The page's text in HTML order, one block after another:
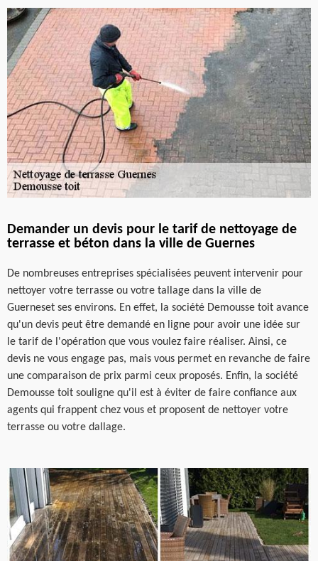
Demander un devis pour le tarif de nettoyage de
terrasse et béton dans la ville de Guernes
De nombreuses entreprises spécialisées peuvent intervenir pour
nettoyer votre terrasse ou votre tallage dans la ville de
Guerneset ses environs. En effet, la société Demousse toit avance
qu'un devis peut être demandé en ligne pour avoir une idée sur
le tarif de l'opération que vous voulez faire réaliser. Ainsi, ce
devis ne vous engage pas, mais vous permet en revanche de faire
une comparaison de prix parmi ceux proposés. Enfin, la société
Demousse toit souligne qu'il est à éviter de faire confiance aux
agents qui frappent chez vous et proposent de nettoyer votre
terrasse ou votre dallage.